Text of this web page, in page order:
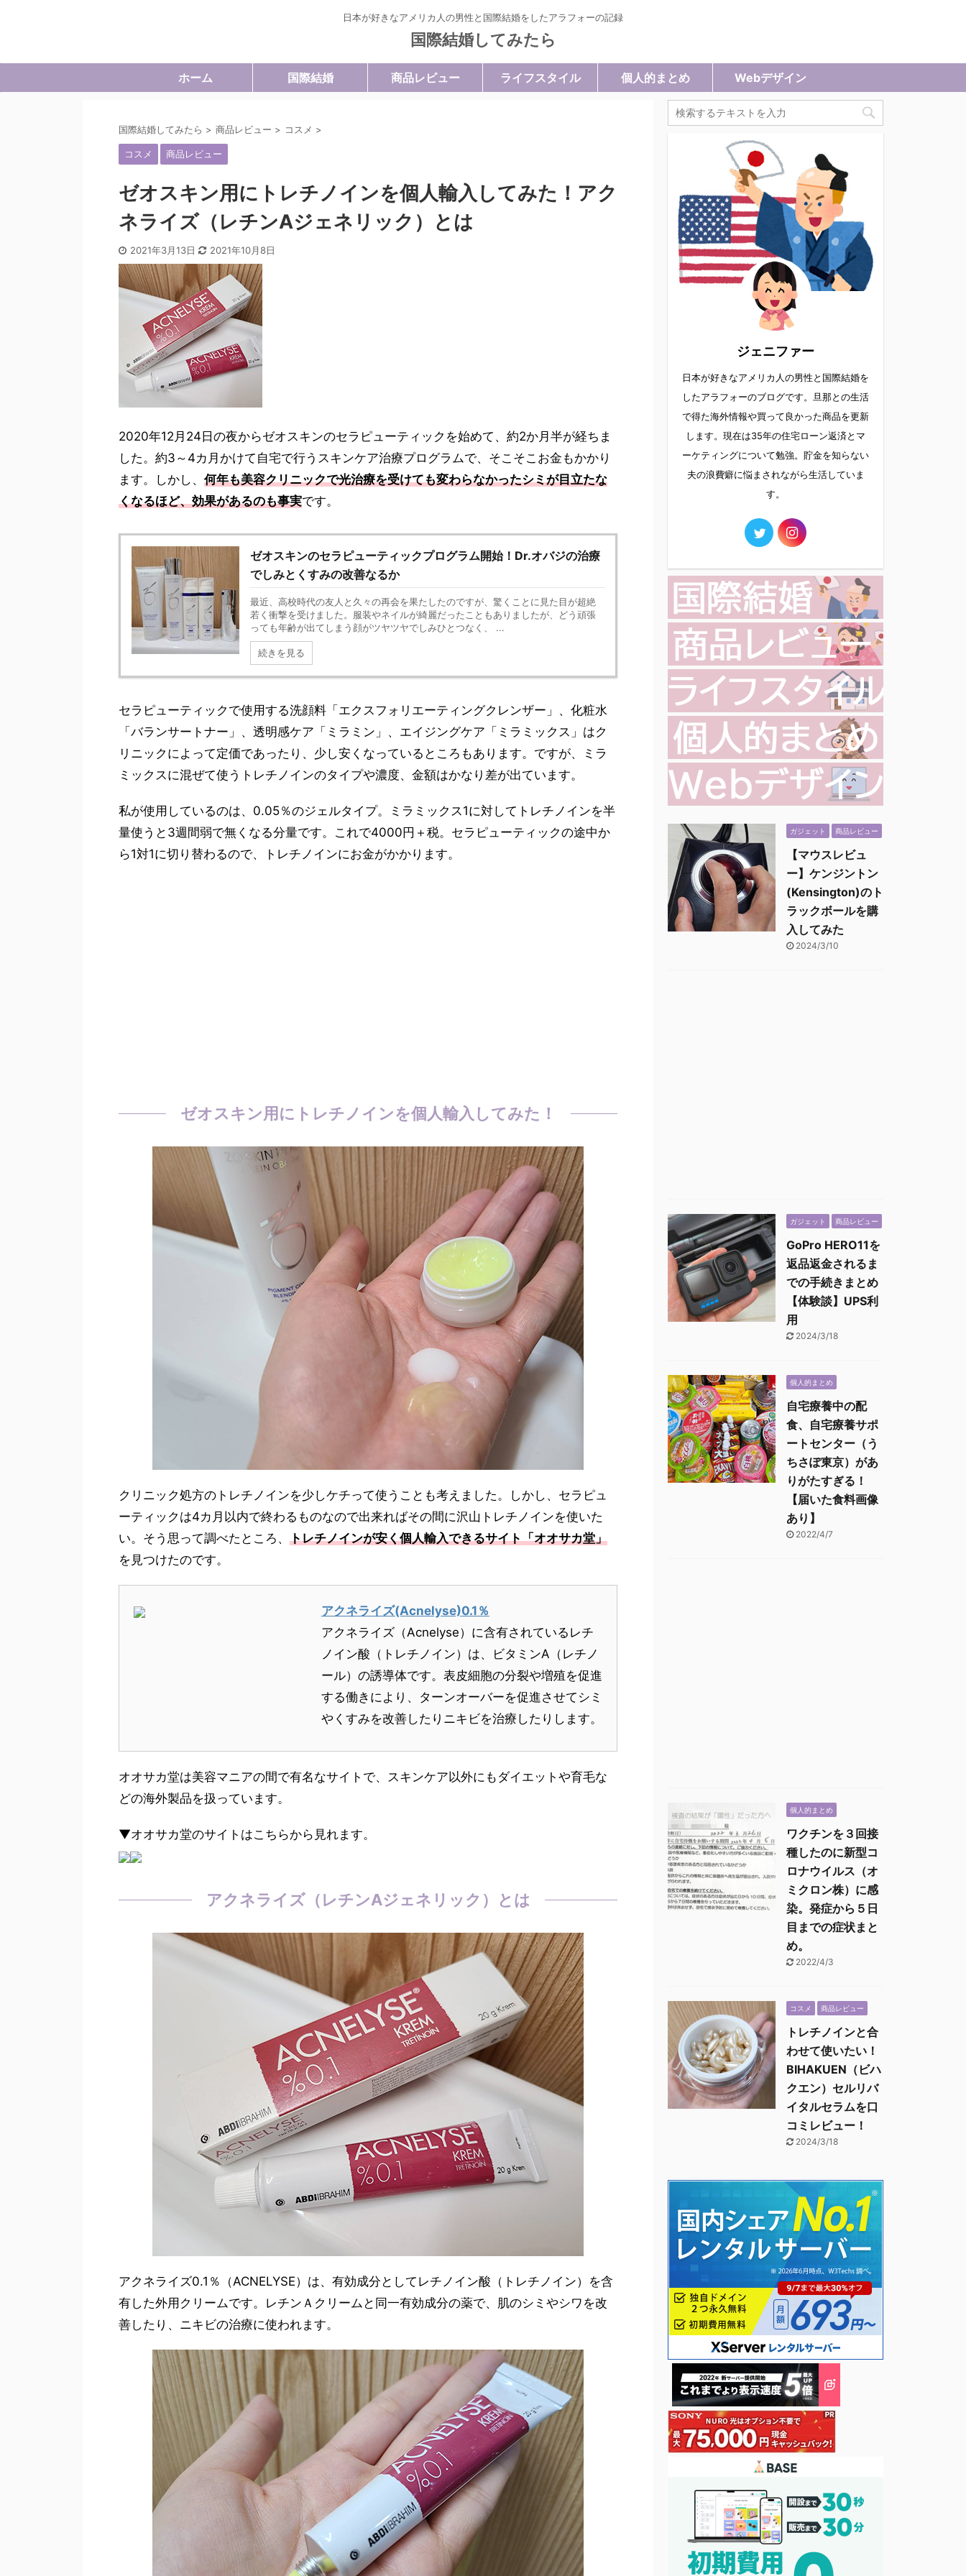
日本が好きなアメリカ人の男性と国際結婚をしたアラフォーの記録
国際結婚してみたら
ホーム 国際結婚 商品レビュー ライフスタイル 個人的まとめ Webデザイン
国際結婚してみたら > 商品レビュー > コスメ >
コスメ 商品レビュー
ゼオスキン用にトレチノインを個人輸入してみた！アク
ネライズ（レチンAジェネリック）とは
2021年3月13日 2021年10月8日
2020年12月24日の夜からゼオスキンのセラピューティックを始めて、約2か月半が経ちま
した。約3～4カ月かけて自宅で行うスキンケア治療プログラムで、そこそこお金もかかり
ます。しかし、 何年も美容クリニックで光治療を受けても変わらなかったシミが目立たな
くなるほど、効果があるのも事実です。
ゼオスキンのセラピューティックプログラム開始！Dr.オバジの治療
でしみとくすみの改善なるか
最近、高校時代の友人と久々の再会を果たしたのですが、驚くことに見た目が超絶
若く衝撃を受けました。服装やネイルが綺麗だったこともありましたが、どう頑張
っても年齢が出てしまう顔がツヤツヤでしみひとつなく、 ...
続きを見る
セラピューティックで使用する洗顔料「エクスフォリエーティングクレンザー」、化粧水
「バランサートナー」、透明感ケア「ミラミン」、エイジングケア「ミラミックス」はク
リニックによって定価であったり、少し安くなっているところもあります。ですが、ミラ
ミックスに混ぜて使うトレチノインのタイプや濃度、金額はかなり差が出ています。
私が使用しているのは、0.05％のジェルタイプ。ミラミックス1に対してトレチノインを半
量使うと3週間弱で無くなる分量です。これで4000円＋税。セラピューティックの途中か
ら1対1に切り替わるので、トレチノインにお金がかかります。
ゼオスキン用にトレチノインを個人輸入してみた！
クリニック処方のトレチノインを少しケチって使うことも考えました。しかし、セラピュ
ーティックは4カ月以内で終わるものなので出来ればその間に沢山トレチノインを使いた
い。そう思って調べたところ、 トレチノインが安く個人輸入できるサイト「オオサカ堂」
を見つけたのです。
アクネライズ(Acnelyse)0.1％
アクネライズ（Acnelyse）に含有されているレチ
ノイン酸（トレチノイン）は、ビタミンA（レチノ
ール）の誘導体です。表皮細胞の分裂や増殖を促進
する働きにより、ターンオーバーを促進させてシミ
やくすみを改善したりニキビを治療したりします。
オオサカ堂は美容マニアの間で有名なサイトで、スキンケア以外にもダイエットや育毛な
どの海外製品を扱っています。
▼オオサカ堂のサイトはこちらから見れます。
アクネライズ（レチンAジェネリック）とは
アクネライズ0.1％（ACNELYSE）は、有効成分としてレチノイン酸（トレチノイン）を含
有した外用クリームです。レチンＡクリームと同一有効成分の薬で、肌のシミやシワを改
善したり、ニキビの治療に使われます。
ジェニファー
日本が好きなアメリカ人の男性と国際結婚を
したアラフォーのブログです。旦那との生活
で得た海外情報や買って良かった商品を更新
します。現在は35年の住宅ローン返済とマ
ーケティングについて勉強。貯金を知らない
夫の浪費癖に悩まされながら生活していま
す。
ガジェット 商品レビュー
【マウスレビュ
ー】ケンジントン
(Kensington)のト
ラックボールを購
入してみた
2024/3/10
ガジェット 商品レビュー
GoPro HERO11を
返品返金されるま
での手続きまとめ
【体験談】UPS利
用
2024/3/18
個人的まとめ
自宅療養中の配
食、自宅療養サポ
ートセンター（う
ちさぽ東京）があ
りがたすぎる！
【届いた食料画像
あり】
2022/4/7
個人的まとめ
ワクチンを３回接
種したのに新型コ
ロナウイルス（オ
ミクロン株）に感
染。発症から５日
目までの症状まと
め。
2022/4/3
コスメ 商品レビュー
トレチノインと合
わせて使いたい！
BIHAKUEN（ビハ
クエン）セルリバ
イタルセラムを口
コミレビュー！
2024/3/18